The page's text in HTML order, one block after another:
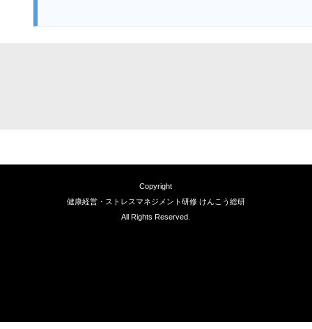
Copyright
健康経営・ストレスマネジメント研修 けんこう総研
All Rights Reserved.